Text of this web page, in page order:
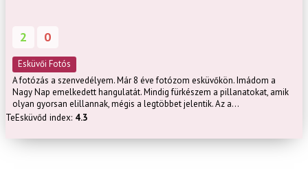
2 0
Esküvői Fotós
A fotózás a szenvedélyem. Már 8 éve fotózom esküvőkön. Imádom a
Nagy Nap emelkedett hangulatát. Mindig fürkészem a pillanatokat, amik
olyan gyorsan elillannak, mégis a legtöbbet jelentik. Az a...
TeEsküvőd index: 4.3